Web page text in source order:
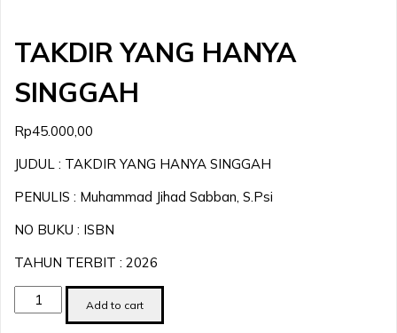
TAKDIR YANG HANYA
SINGGAH
Rp45.000,00
JUDUL : TAKDIR YANG HANYA SINGGAH
PENULIS : Muhammad Jihad Sabban, S.Psi
NO BUKU : ISBN
TAHUN TERBIT : 2026
TAKDIR
YANG
Add to cart